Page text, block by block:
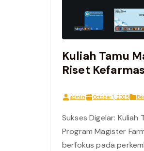
Kuliah Tamu
Riset
admin October 1, 2025
Sukses Digelar: Kuliah
Program Magister
berfokus pada